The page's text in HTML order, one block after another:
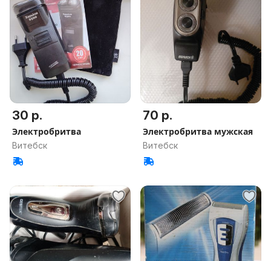
30 р.
Электробритва
Витебск
70 р.
Электробритва мужская
Витебск